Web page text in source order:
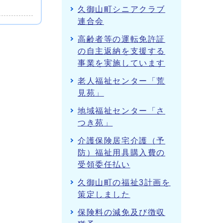
久御山町シニアクラブ
連合会
高齢者等の運転免許証
の自主返納を支援する
事業を実施しています
老人福祉センター「荒
見苑」
地域福祉センター「さ
つき苑」
介護保険居宅介護（予
防）福祉用具購入費の
受領委任払い
久御山町の福祉3計画を
策定しました
保険料の減免及び徴収